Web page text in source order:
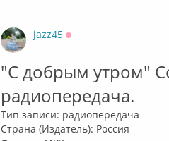
jazz45
"С добрым утром"
радиопередача.
Тип записи: радиопередача
Страна (Издатель): Россия